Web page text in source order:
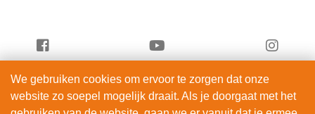
Serviceright Schoonmaak is onderdeel van
ServiceRight B.V. | KVK 90914872
We gebruiken cookies om ervoor te zorgen dat onze
website zo soepel mogelijk draait. Als je doorgaat met het